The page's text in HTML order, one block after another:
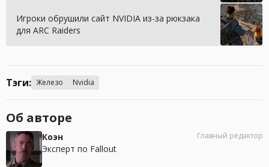
Игроки обрушили сайт NVIDIA из-за рюкзака
для ARC Raiders
Тэги: Железо Nvidia
Об авторе
Коэн
Эксперт по Fallout
Главный редактор